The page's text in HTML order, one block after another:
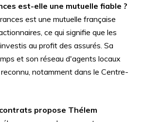
est-elle une mutuelle fiable ?
est une mutuelle française
ce qui signifie que les
au profit des assurés. Sa
et son réseau d'agents locaux
notamment dans le Centre-
propose Thélem